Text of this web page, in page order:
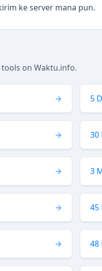
ke server mana pun.
on Waktu.info.
5
30
3
45
48